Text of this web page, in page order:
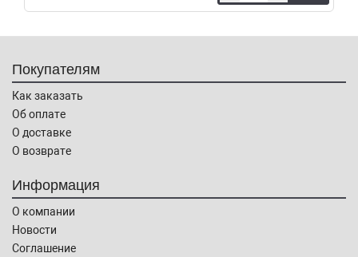
Покупателям
Как заказать
Об оплате
О доставке
О возврате
Информация
О компании
Новости
Соглашение